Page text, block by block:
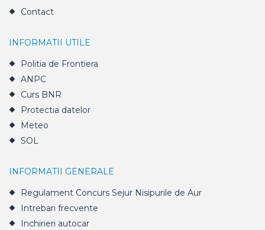
Contact
INFORMATII UTILE
Politia de Frontiera
ANPC
Curs BNR
Protectia datelor
Meteo
SOL
INFORMATII GENERALE
Regulament Concurs Sejur Nisipurile de Aur
Intrebari frecvente
Inchirieri autocar